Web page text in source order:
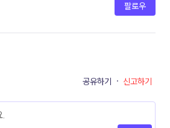
팔로우
공유하기 · 신고하기